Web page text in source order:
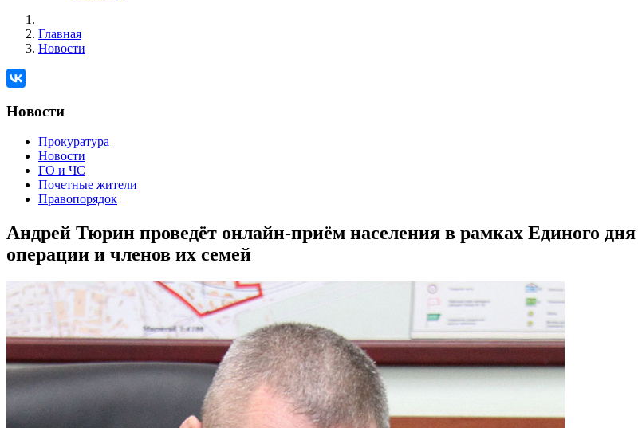
Главная
Новости
Новости
Прокуратура
Новости
ГО и ЧС
Почетные жители
Правопорядок
Андрей Тюрин проведёт онлайн-приём населения в рамках Единого
операции и членов их семей